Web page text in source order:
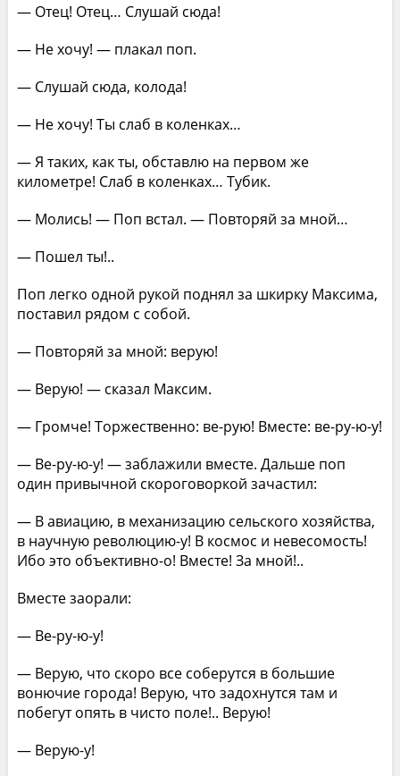
— Отец! Отец… Слушай сюда!
— Не хочу! — плакал поп.
— Слушай сюда, колода!
— Не хочу! Ты слаб в коленках…
— Я таких, как ты, обставлю на первом же
километре! Слаб в коленках… Тубик.
— Молись! — Поп встал. — Повторяй за мной…
— Пошел ты!..
Поп легко одной рукой поднял за шкирку Максима,
поставил рядом с собой.
— Повторяй за мной: верую!
— Верую! — сказал Максим.
— Громче! Торжественно: ве-рую! Вместе: ве-ру-ю-у!
— Ве-ру-ю-у! — заблажили вместе. Дальше поп
один привычной скороговоркой зачастил:
— В авиацию, в механизацию сельского хозяйства,
в научную революцию-у! В космос и невесомость!
Ибо это объективно-о! Вместе! За мной!..
Вместе заорали:
— Ве-ру-ю-у!
— Верую, что скоро все соберутся в большие
вонючие города! Верую, что задохнутся там и
побегут опять в чисто поле!.. Верую!
— Верую-у!